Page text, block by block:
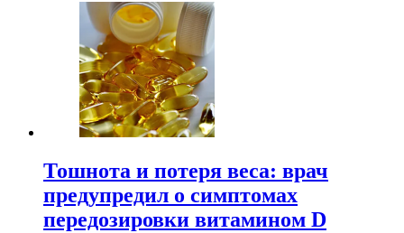
Тошнота и потеря веса: врач
предупредил о симптомах
передозировки витамином D